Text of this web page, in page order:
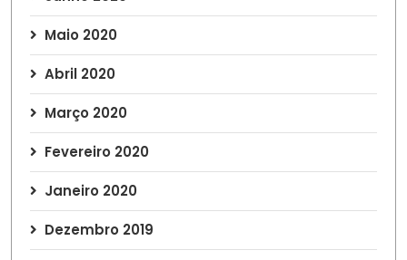
Maio 2020
Abril 2020
Março 2020
Fevereiro 2020
Janeiro 2020
Dezembro 2019